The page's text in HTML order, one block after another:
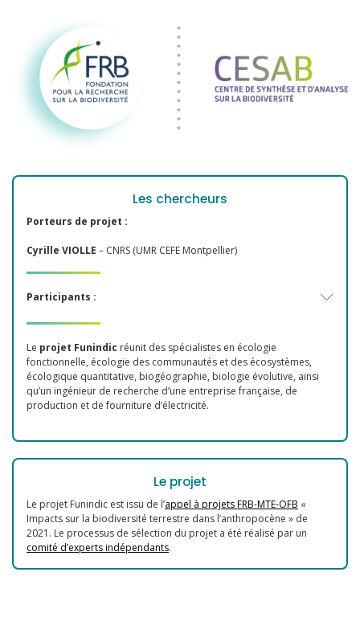
Les chercheurs
Porteurs de projet :
Cyrille VIOLLE – CNRS (UMR CEFE Montpellier)
Participants :
Le projet Funindic réunit des spécialistes en écologie
fonctionnelle, écologie des communautés et des écosystèmes,
écologique quantitative, biogéographie, biologie évolutive, ainsi
qu’un ingénieur de recherche d’une entreprise française, de
production et de fourniture d’électricité.
Le projet
Le projet Funindic est issu de l’appel à projets FRB-MTE-OFB «
Impacts sur la biodiversité terrestre dans l’anthropocène » de
2021. Le processus de sélection du projet a été réalisé par un
comité d’experts indépendants.